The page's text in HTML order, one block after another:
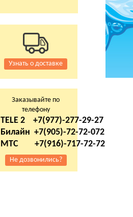
Узнать о доставке
Заказывайте по
телефону
TELE 2 +7(977)-277-29-27
Билайн +7(905)-72-72-072
МТС +7(916)-717-72-72
Не дозвонились?